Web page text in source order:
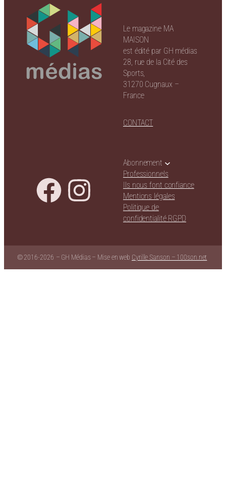
Le magazine MA
MAISON
est édité par GH médias
28, rue de la Cité des
Sports,
31270 Cugnaux –
France
CONTACT
Abonnement
Professionnels
Ils nous font confiance
Mentions légales
Politique de
confidentialité RGPD
© 2016-2026 – GH Médias – Mise en web Cyrille Sanson – 100son.net